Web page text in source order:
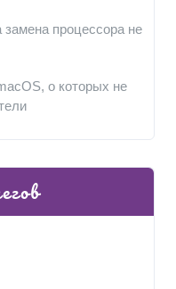
замена процессора не
о которых не